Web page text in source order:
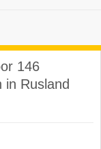
146
in Rusland